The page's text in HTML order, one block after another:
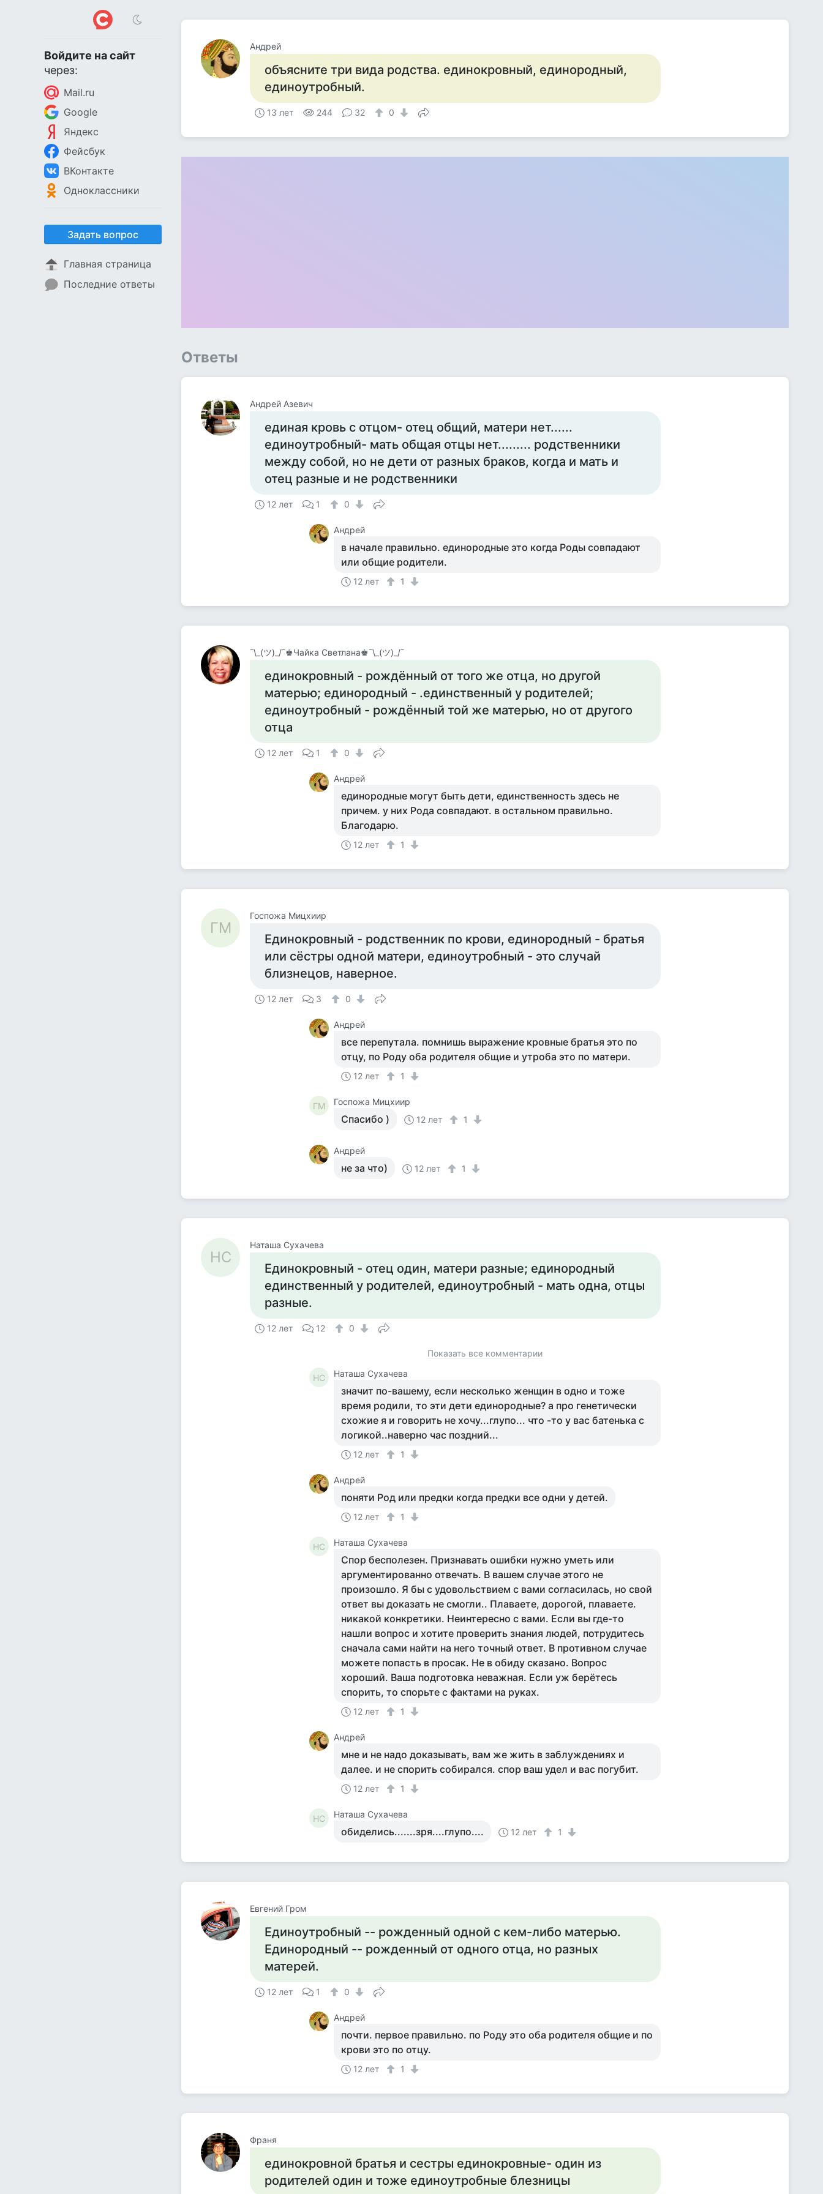
Войдите на сайт
через:
Mail.ru
Google
Яндекс
Фейсбук
ВКонтакте
Одноклассники
Задать вопрос
Главная страница
Последние ответы
Андрей
объясните три вида родства. единокровный, единородный,
единоутробный.
13 лет 244 32 0
Ответы
Андрей Азевич
единая кровь с отцом- отец общий, матери нет......
единоутробный- мать общая отцы нет......... родственники
между собой, но не дети от разных браков, когда и мать и
отец разные и не родственники
12 лет 1 0
Андрей
в начале правильно. единородные это когда Роды совпадают
или общие родители.
12 лет 1
¯\_(ツ)_/¯♚Чайка Светлана♚¯\_(ツ)_/¯
единокровный - рождённый от того же отца, но другой
матерью; единородный - .единственный у родителей;
единоутробный - рождённый той же матерью, но от другого
отца
12 лет 1 0
Андрей
единородные могут быть дети, единственность здесь не
причем. у них Рода совпадают. в остальном правильно.
Благодарю.
12 лет 1
ГМ
Госпожа Мицхиир
Единокровный - родственник по крови, единородный - братья
или сёстры одной матери, единоутробный - это случай
близнецов, наверное.
12 лет 3 0
Андрей
все перепутала. помнишь выражение кровные братья это по
отцу, по Роду оба родителя общие и утроба это по матери.
12 лет 1
ГМ Госпожа Мицхиир
Спасибо ) 12 лет 1
Андрей
не за что) 12 лет 1
НС
Наташа Сухачева
Единокровный - отец один, матери разные; единородный
единственный у родителей, единоутробный - мать одна, отцы
разные.
12 лет 12 0
Показать все комментарии
НС Наташа Сухачева
значит по-вашему, если несколько женщин в одно и тоже
время родили, то эти дети единородные? а про генетически
схожие я и говорить не хочу...глупо... что -то у вас батенька с
логикой..наверно час поздний...
12 лет 1
Андрей
поняти Род или предки когда предки все одни у детей.
12 лет 1
НС Наташа Сухачева
Спор бесполезен. Признавать ошибки нужно уметь или
аргументированно отвечать. В вашем случае этого не
произошло. Я бы с удовольствием с вами согласилась, но свой
ответ вы доказать не смогли.. Плаваете, дорогой, плаваете.
никакой конкретики. Неинтересно с вами. Если вы где-то
нашли вопрос и хотите проверить знания людей, потрудитесь
сначала сами найти на него точный ответ. В противном случае
можете попасть в просак. Не в обиду сказано. Вопрос
хороший. Ваша подготовка неважная. Если уж берётесь
спорить, то спорьте с фактами на руках.
12 лет 1
Андрей
мне и не надо доказывать, вам же жить в заблуждениях и
далее. и не спорить собирался. спор ваш удел и вас погубит.
12 лет 1
НС Наташа Сухачева
обиделись.......зря....глупо.... 12 лет 1
Евгений Гром
Единоутробный -- рожденный одной с кем-либо матерью.
Единородный -- рожденный от одного отца, но разных
матерей.
12 лет 1 0
Андрей
почти. первое правильно. по Роду это оба родителя общие и по
крови это по отцу.
12 лет 1
Франя
единокровной братья и сестры единокровные- один из
родителей один и тоже единоутробные блезницы